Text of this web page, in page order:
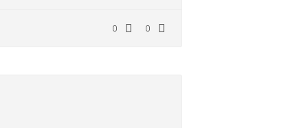
0
0